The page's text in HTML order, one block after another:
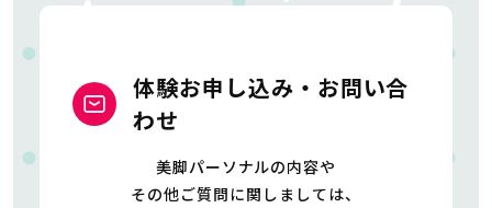
体験お申し込み・お問い合
わせ
美脚パーソナルの内容や
その他ご質問に関しましては、